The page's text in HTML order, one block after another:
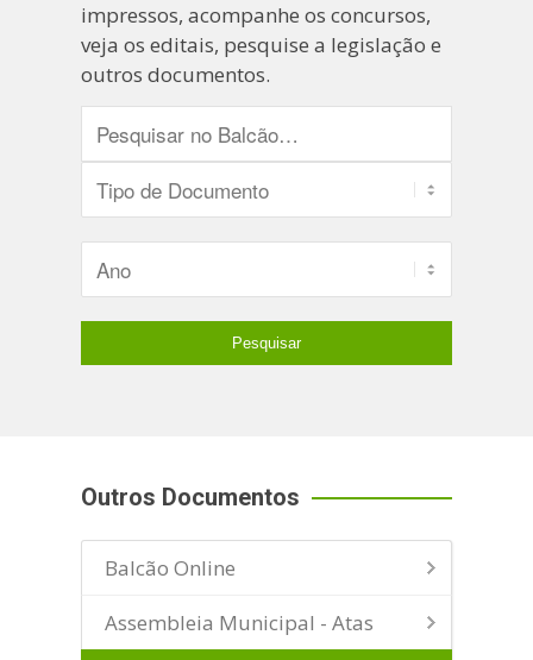
impressos, acompanhe os concursos,
veja os editais, pesquise a legislação e
outros documentos.
Outros Documentos
Balcão Online
Assembleia Municipal - Atas